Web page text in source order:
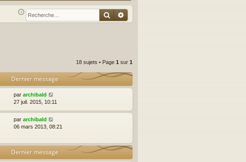
Q ne
xi
nr
eg
r
Rechercher
Recherche avancée
18 sujets • Page 1 sur 1
Dernier message
par archibald
27 juil. 2015, 10:11
par archibald
06 mars 2013, 08:21
Dernier message